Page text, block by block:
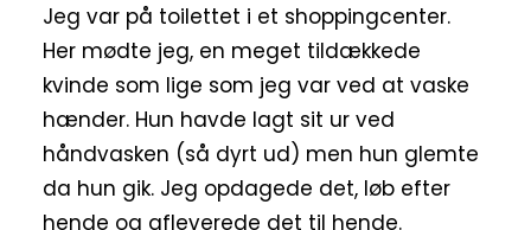
Jeg var på toilettet i et shoppingcenter.
Her mødte jeg, en meget tildækkede
kvinde som lige som jeg var ved at vaske
hænder. Hun havde lagt sit ur ved
håndvasken (så dyrt ud) men hun glemte
da hun gik. Jeg opdagede det, løb efter
hende og afleverede det til hende.